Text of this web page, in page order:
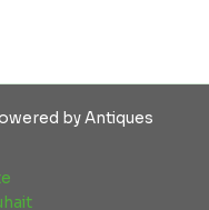
by Antiques